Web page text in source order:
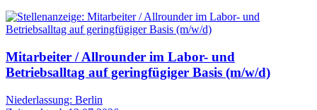
Mitarbeiter / Allrounder im Labor- und
Betriebsalltag auf geringfügiger Basis (m/w/d)
Niederlassung: Berlin